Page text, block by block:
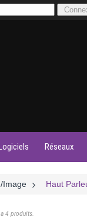
Réseaux
Image > Haut
4 produits.